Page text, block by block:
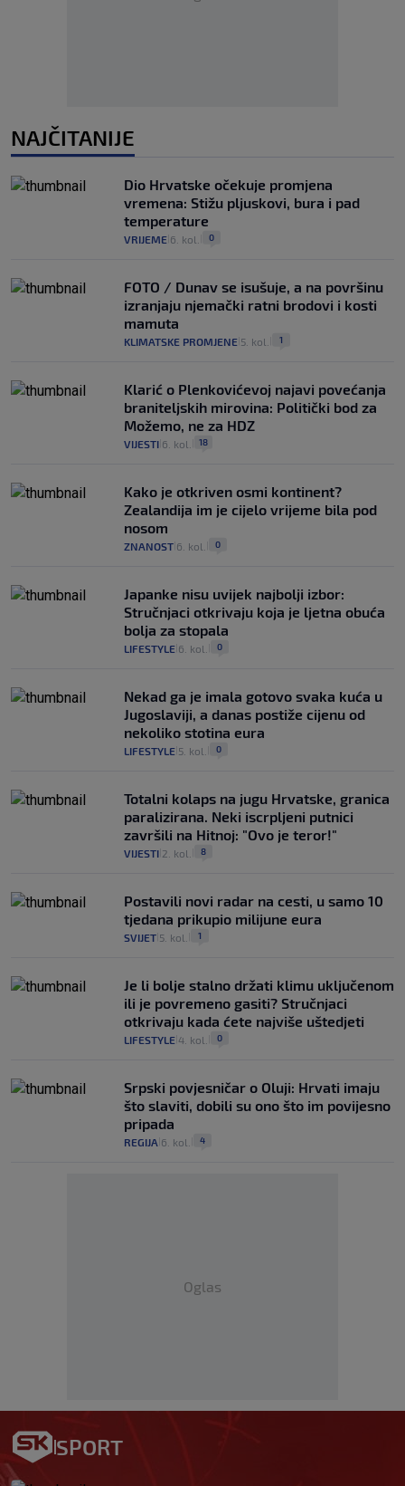
NAJČITANIJE
Dio Hrvatske očekuje promjena
vremena: Stižu pljuskovi, bura i pad
temperature
VRIJEME 6. kol. 0
FOTO / Dunav se isušuje, a na površinu
izranjaju njemački ratni brodovi i kosti
mamuta
KLIMATSKE PROMJENE 5. kol. 1
Klarić o Plenkovićevoj najavi povećanja
braniteljskih mirovina: Politički bod za
Možemo, ne za HDZ
VIJESTI 6. kol. 18
Kako je otkriven osmi kontinent?
Zealandija im je cijelo vrijeme bila pod
nosom
ZNANOST 6. kol. 0
Japanke nisu uvijek najbolji izbor:
Stručnjaci otkrivaju koja je ljetna obuća
bolja za stopala
LIFESTYLE 6. kol. 0
Nekad ga je imala gotovo svaka kuća u
Jugoslaviji, a danas postiže cijenu od
nekoliko stotina eura
LIFESTYLE 5. kol. 0
Totalni kolaps na jugu Hrvatske, granica
paralizirana. Neki iscrpljeni putnici
završili na Hitnoj: "Ovo je teror!"
VIJESTI 2. kol. 8
Postavili novi radar na cesti, u samo 10
tjedana prikupio milijune eura
SVIJET 5. kol. 1
Je li bolje stalno držati klimu uključenom
ili je povremeno gasiti? Stručnjaci
otkrivaju kada ćete najviše uštedjeti
LIFESTYLE 4. kol. 0
Srpski povjesničar o Oluji: Hrvati imaju
što slaviti, dobili su ono što im povijesno
pripada
REGIJA 6. kol. 4
Oglas
SPORT